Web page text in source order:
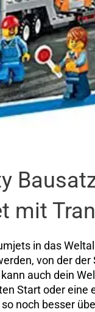
mit
in das
von der der
auch dein
Start oder eine
noch besser